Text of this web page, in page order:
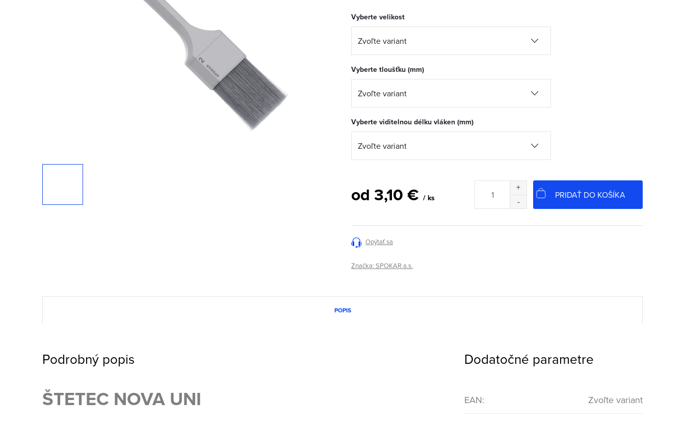
Vyberte velikost
Vyberte tloušťku (mm)
Vyberte viditelnou délku vláken (mm)
od 3,10 € / ks
PRIDAŤ DO KOŠÍKA
Opýtať sa
Značka: SPOKAR a.s.
POPIS
Podrobný popis
ŠTETEC NOVA UNI
Dodatočné parametre
EAN: Zvoľte variant